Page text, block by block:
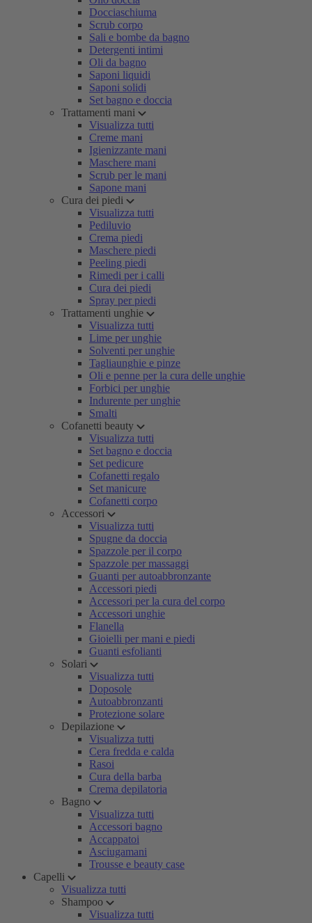
Docciaschiuma
Scrub corpo
Sali e bombe da bagno
Detergenti intimi
Oli da bagno
Saponi liquidi
Saponi solidi
Set bagno e doccia
Trattamenti mani
Visualizza tutti
Creme mani
Igienizzante mani
Maschere mani
Scrub per le mani
Sapone mani
Cura dei piedi
Visualizza tutti
Pediluvio
Crema piedi
Maschere piedi
Peeling piedi
Rimedi per i calli
Cura dei piedi
Spray per piedi
Trattamenti unghie
Visualizza tutti
Lime per unghie
Solventi per unghie
Tagliaunghie e pinze
Oli e penne per la cura delle unghie
Forbici per unghie
Indurente per unghie
Smalti
Cofanetti beauty
Visualizza tutti
Set bagno e doccia
Set pedicure
Cofanetti regalo
Set manicure
Cofanetti corpo
Accessori
Visualizza tutti
Spugne da doccia
Spazzole per il corpo
Spazzole per massaggi
Guanti per autoabbronzante
Accessori piedi
Accessori per la cura del corpo
Accessori unghie
Flanella
Gioielli per mani e piedi
Guanti esfolianti
Solari
Visualizza tutti
Doposole
Autoabbronzanti
Protezione solare
Depilazione
Visualizza tutti
Cera fredda e calda
Rasoi
Cura della barba
Crema depilatoria
Bagno
Visualizza tutti
Accessori bagno
Accappatoi
Asciugamani
Trousse e beauty case
Capelli
Visualizza tutti
Shampoo
Visualizza tutti